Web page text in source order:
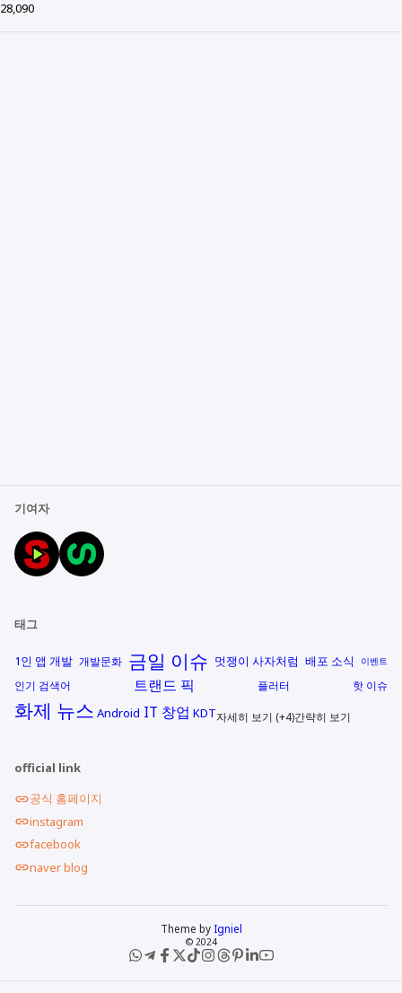
28,090
기여자
태그
1인 앱 개발 개발문화 금일 이슈 멋쟁이 사자처럼 배포 소식 이벤트
인기 검색어 트랜드 픽 플러터 핫 이슈
화제 뉴스 Android IT 창업 KDT자세히 보기 (+4)간략히 보기
official link
공식 홈페이지
instagram
facebook
naver blog
Theme by Igniel
© 2024